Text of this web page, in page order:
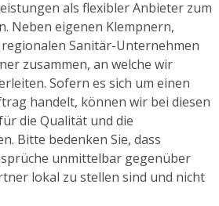
als flexibler Anbieter zum
Neben eigenen Klempnern,
Sanitär-Unternehmen
zusammen, an welche wir
Sofern es sich um einen
handelt, können wir bei diesen
die Qualität und die
Bitte bedenken Sie, dass
unmittelbar gegenüber
lokal zu stellen sind und nicht